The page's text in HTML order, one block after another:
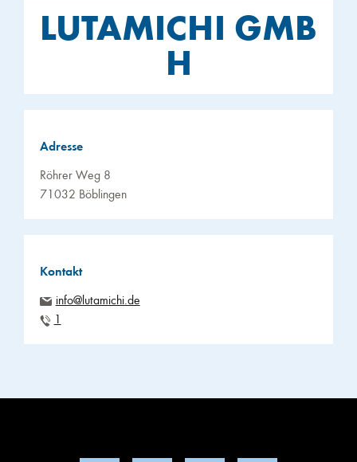
LUTAMICHI GMB
H
Adresse
Röhrer Weg 8
71032 Böblingen
Kontakt
info@lutamichi.de
1